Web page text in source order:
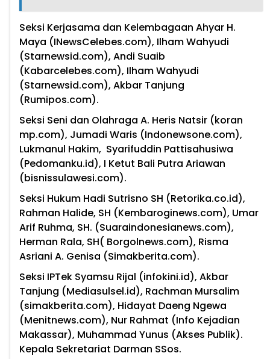
Seksi Kerjasama dan Kelembagaan Ahyar H.
Maya (INewsCelebes.com), Ilham Wahyudi
(Starnewsid.com), Andi Suaib
(Kabarcelebes.com), Ilham Wahyudi
(Starnewsid.com), Akbar Tanjung
(Rumipos.com).
Seksi Seni dan Olahraga A. Heris Natsir (koran
mp.com), Jumadi Waris (Indonewsone.com),
Lukmanul Hakim, Syarifuddin Pattisahusiwa
(Pedomanku.id), I Ketut Bali Putra Ariawan
(bisnissulawesi.com).
Seksi Hukum Hadi Sutrisno SH (Retorika.co.id),
Rahman Halide, SH (Kembaroginews.com), Umar
Arif Ruhma, SH. (Suaraindonesianews.com),
Herman Rala, SH( Borgolnews.com), Risma
Asriani A. Genisa (Simakberita.com).
Seksi IPTek Syamsu Rijal (infokini.id), Akbar
Tanjung (Mediasulsel.id), Rachman Mursalim
(simakberita.com), Hidayat Daeng Ngewa
(Menitnews.com), Nur Rahmat (Info Kejadian
Makassar), Muhammad Yunus (Akses Publik).
Kepala Sekretariat Darman SSos.